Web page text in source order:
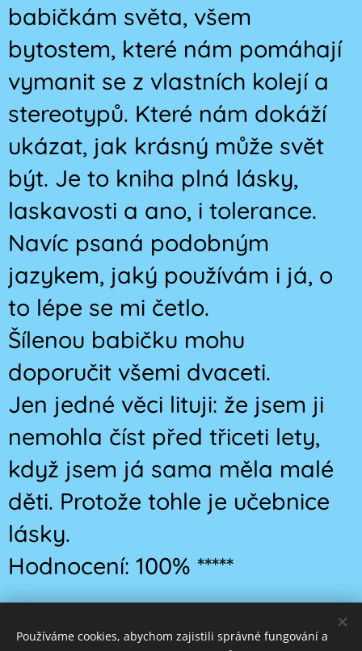
babičkám světa, všem
bytostem, které nám pomáhají
vymanit se z vlastních kolejí a
stereotypů. Které nám dokáží
ukázat, jak krásný může svět
být. Je to kniha plná lásky,
laskavosti a ano, i tolerance.
Navíc psaná podobným
jazykem, jaký používám i já, o
to lépe se mi četlo.
Šílenou babičku mohu
doporučit všemi dvaceti.
Jen jedné věci lituji: že jsem ji
nemohla číst před třiceti lety,
když jsem já sama měla malé
děti. Protože tohle je učebnice
lásky.
Hodnocení: 100% *****
Obrázky poskytlPexels
Používáme cookies, abychom zajistili správné fungování a